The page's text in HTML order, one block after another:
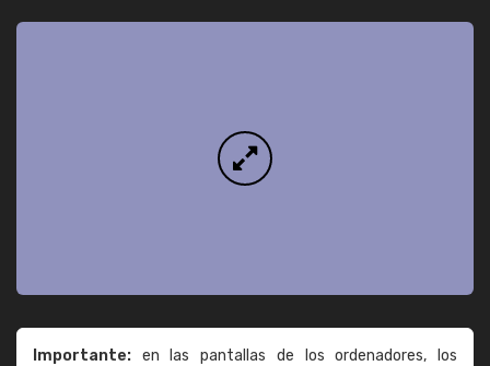
Importante: en las pantallas de los ordenadores, los